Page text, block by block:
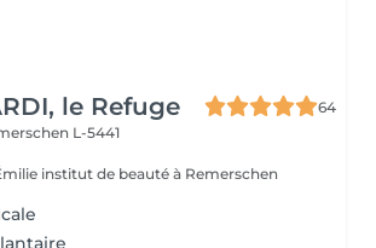
le Refuge
64
L-5441
institut de beauté à Remerschen